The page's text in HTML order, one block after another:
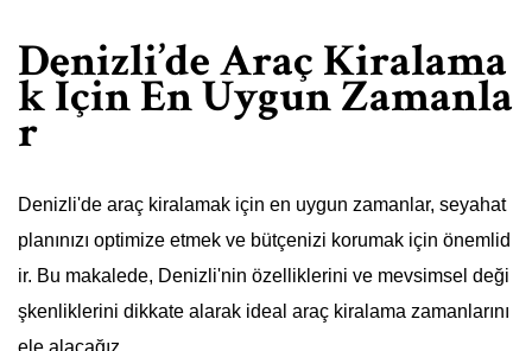
Denizli’de Araç Kiralama
k İçin En Uygun Zamanla
r
Denizli'de araç kiralamak için en uygun zamanlar, seyahat
planınızı optimize etmek ve bütçenizi korumak için önemlid
ir. Bu makalede, Denizli'nin özelliklerini ve mevsimsel deği
şkenliklerini dikkate alarak ideal araç kiralama zamanlarını
ele alacağız.